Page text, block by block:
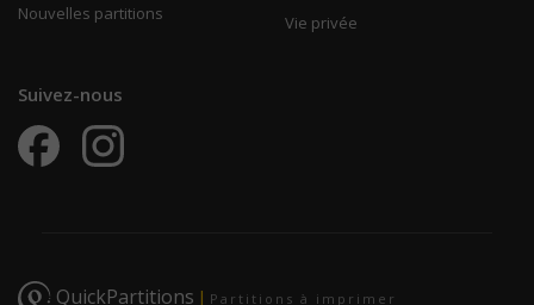
Nouvelles partitions
Vie privée
Suivez-nous
QuickPartitions | Partitions à imprimer